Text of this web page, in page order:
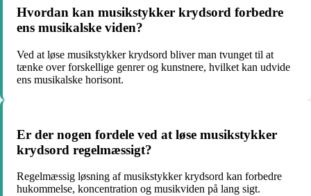
Hvordan kan musikstykker krydsord forbedre
ens musikalske viden?
Ved at løse musikstykker krydsord bliver man tvunget til at
tænke over forskellige genrer og kunstnere, hvilket kan udvide
ens musikalske horisont.
Er der nogen fordele ved at løse musikstykker
krydsord regelmæssigt?
Regelmæssig løsning af musikstykker krydsord kan forbedre
hukommelse, koncentration og musikviden på lang sigt.